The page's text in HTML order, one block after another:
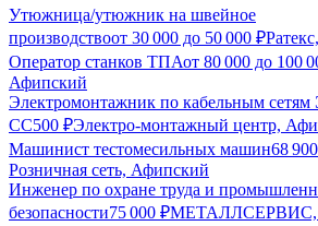
Утюжница/утюжник на швейное
производствоот 30 000 до 50 000 ₽
Оператор станков ТПАот 80 000 до 100
Афипский
Электромонтажник по кабельным
СС500 ₽Электро-монтажный центр,
Машинист тестомесильных машин68 900
Розничная сеть, Афипский
Инженер по охране труда и
безопасности75 000 ₽МЕТАЛЛСЕРВИС,